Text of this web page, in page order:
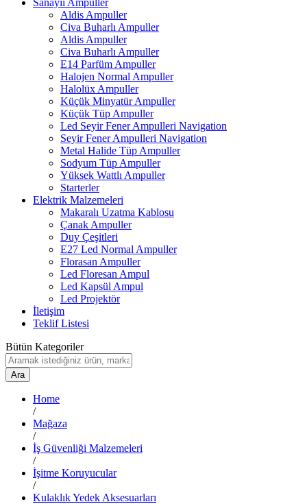
Aldis Ampuller
Civa Buharlı Ampuller
Aldis Ampuller
Civa Buharlı Ampuller
E14 Parfüm Ampuller
Halojen Normal Ampuller
Halolüx Ampuller
Küçük Minyatür Ampuller
Küçük Tüp Ampuller
Led Seyir Fener Ampulleri Navigation
Seyir Fener Ampulleri Navigation
Metal Halide Tüp Ampuller
Sodyum Tüp Ampuller
Yüksek Wattlı Ampuller
Starterler
Elektrik Malzemeleri
Makaralı Uzatma Kablosu
Çanak Ampuller
Duy Çeşitleri
E27 Led Normal Ampuller
Florasan Ampuller
Led Floresan Ampul
Led Kapsül Ampul
Led Projektör
İletişim
Teklif Listesi
Bütün Kategoriler
Ara
Home
/
Mağaza
/
İş Güvenliği Malzemeleri
/
İşitme Koruyucular
/
Kulaklık Yedek Aksesuarları